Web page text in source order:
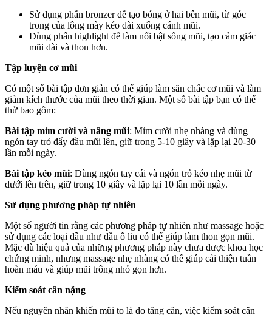
Sử dụng phấn bronzer để tạo bóng ở hai bên mũi, từ góc
trong của lông mày kéo dài xuống cánh mũi.
Dùng phấn highlight để làm nổi bật sống mũi, tạo cảm giác
mũi dài và thon hơn.
Tập luyện cơ mũi
Có một số bài tập đơn giản có thể giúp làm săn chắc cơ mũi và làm
giảm kích thước của mũi theo thời gian. Một số bài tập bạn có thể
thử bao gồm:
Bài tập mỉm cười và nâng mũi: Mỉm cười nhẹ nhàng và dùng
ngón tay trỏ đẩy đầu mũi lên, giữ trong 5-10 giây và lặp lại 20-30
lần mỗi ngày.
Bài tập kéo mũi: Dùng ngón tay cái và ngón trỏ kéo nhẹ mũi từ
dưới lên trên, giữ trong 10 giây và lặp lại 10 lần mỗi ngày.
Sử dụng phương pháp tự nhiên
Một số người tin rằng các phương pháp tự nhiên như massage hoặc
sử dụng các loại dầu như dầu ô liu có thể giúp làm thon gọn mũi.
Mặc dù hiệu quả của những phương pháp này chưa được khoa học
chứng minh, nhưng massage nhẹ nhàng có thể giúp cải thiện tuần
hoàn máu và giúp mũi trông nhỏ gọn hơn.
Kiểm soát cân nặng
Nếu nguyên nhân khiến mũi to là do tăng cân, việc kiểm soát cân